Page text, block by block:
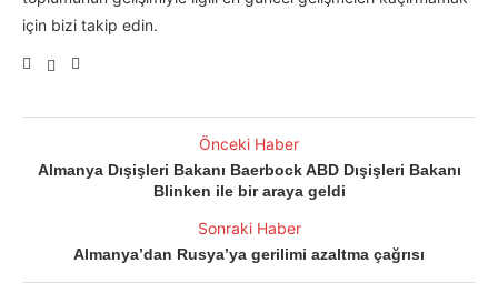
için bizi takip edin.
Önceki Haber
Almanya Dışişleri Bakanı Baerbock ABD Dışişleri Bakanı
Blinken ile bir araya geldi
Sonraki Haber
Almanya’dan Rusya’ya gerilimi azaltma çağrısı